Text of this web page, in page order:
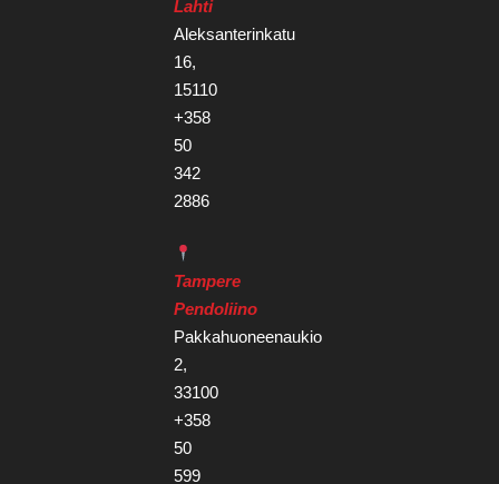
Lahti
Aleksanterinkatu
16,
15110
+358
50
342
2886
Tampere
Pendoliino
Pakkahuoneenaukio
2,
33100
+358
50
599